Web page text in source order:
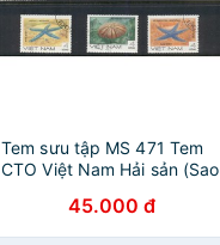
Tem sưu tập MS 471 Tem
CTO Việt Nam Hải sản (Sao
45.000 đ